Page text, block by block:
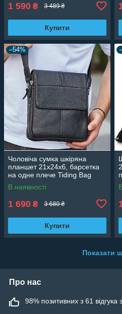
1 590 ₴ 3 489 ₴
Купити
–54%
Чоловіча сумка шкіряна
планшет 21х24х6, барсетка
на одне плече Tiding Bag
M1254A чорна
В наявності
1 690 ₴ 3 680 ₴
Купити
Показати
Про нас
98% позитивних з 61 відгука